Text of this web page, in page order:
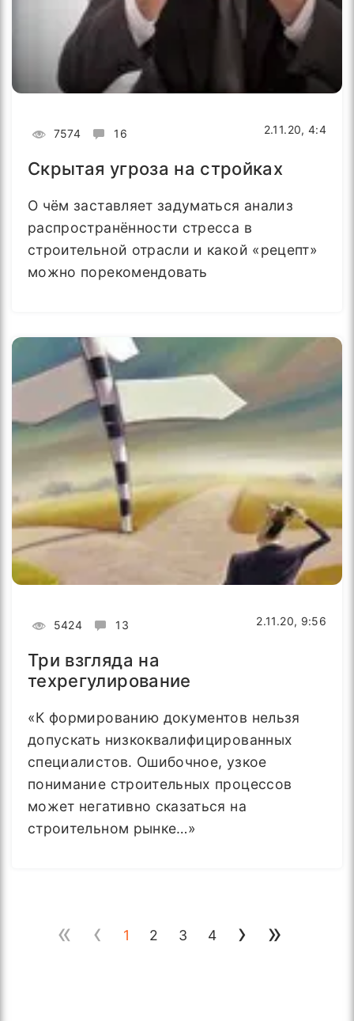
7574 16 2.11.20, 4:4
Скрытая угроза на стройках
О чём заставляет задуматься анализ
распространённости стресса в
строительной отрасли и какой «рецепт»
можно порекомендовать
5424 13 2.11.20, 9:56
Три взгляда на
техрегулирование
«К формированию документов нельзя
допускать низкоквалифицированных
специалистов. Ошибочное, узкое
понимание строительных процессов
может негативно сказаться на
строительном рынке…»
« ‹ 1 2 3 4 › »